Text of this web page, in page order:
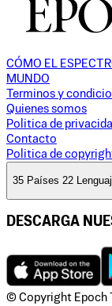
CÓMO EL
MUNDO
Terminos y
Quienes somos
Politica de
Contacto
Politica de
35 Países 22
DESCARGA
© Copyright Epoch